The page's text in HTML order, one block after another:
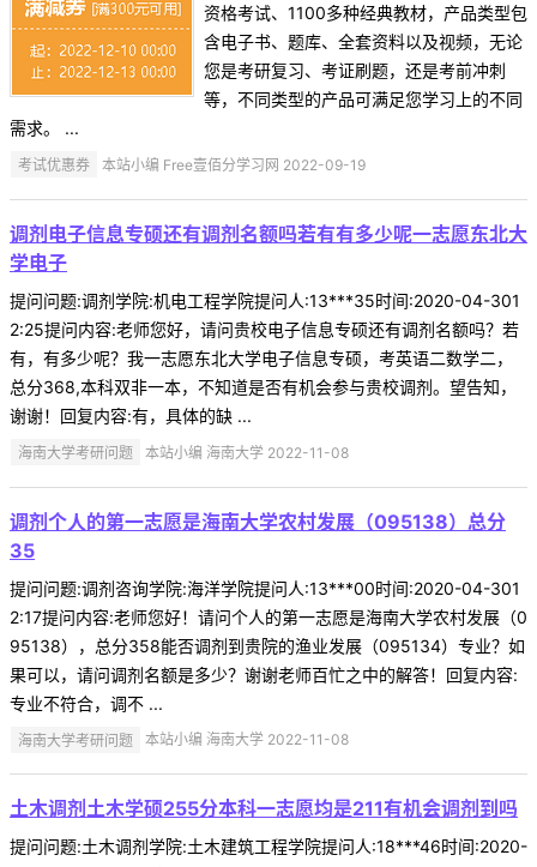
资格考试、1100多种经典教材，产品类型包
含电子书、题库、全套资料以及视频，无论
您是考研复习、考证刷题，还是考前冲刺
等，不同类型的产品可满足您学习上的不同
需求。 ...
考试优惠券 本站小编 Free壹佰分学习网 2022-09-19
调剂电子信息专硕还有调剂名额吗若有有多少呢一志愿东北大
学电子
提问问题:调剂学院:机电工程学院提问人:13***35时间:2020-04-301
2:25提问内容:老师您好，请问贵校电子信息专硕还有调剂名额吗？若
有，有多少呢？我一志愿东北大学电子信息专硕，考英语二数学二，
总分368,本科双非一本，不知道是否有机会参与贵校调剂。望告知，
谢谢！回复内容:有，具体的缺 ...
海南大学考研问题 本站小编 海南大学 2022-11-08
调剂个人的第一志愿是海南大学农村发展（095138）总分
35
提问问题:调剂咨询学院:海洋学院提问人:13***00时间:2020-04-301
2:17提问内容:老师您好！请问个人的第一志愿是海南大学农村发展（0
95138），总分358能否调剂到贵院的渔业发展（095134）专业？如
果可以，请问调剂名额是多少？谢谢老师百忙之中的解答！回复内容:
专业不符合，调不 ...
海南大学考研问题 本站小编 海南大学 2022-11-08
土木调剂土木学硕255分本科一志愿均是211有机会调剂到吗
提问问题:土木调剂学院:土木建筑工程学院提问人:18***46时间:2020-